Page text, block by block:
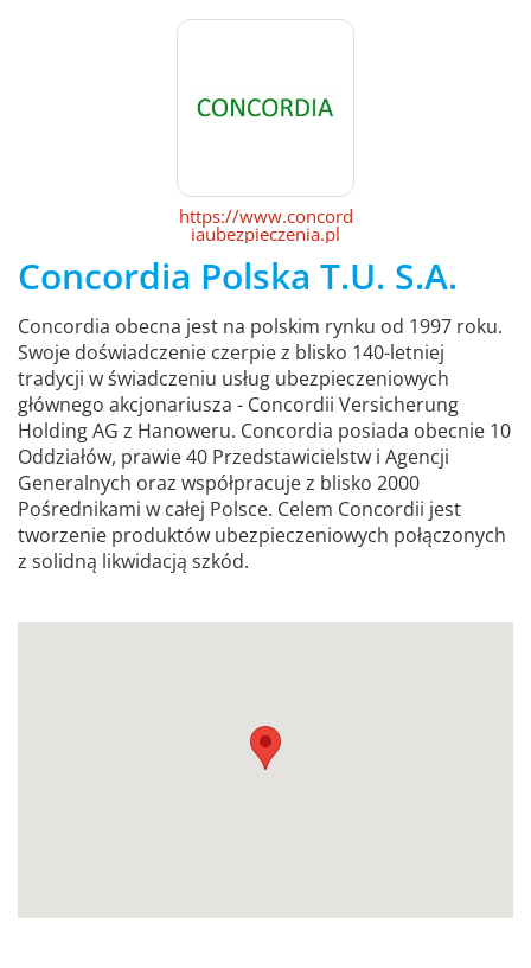
https://www.concord
iaubezpieczenia.pl
Concordia Polska T.U. S.A.
Concordia obecna jest na polskim rynku od 1997 roku.
Swoje doświadczenie czerpie z blisko 140-letniej
tradycji w świadczeniu usług ubezpieczeniowych
głównego akcjonariusza - Concordii Versicherung
Holding AG z Hanoweru. Concordia posiada obecnie 10
Oddziałów, prawie 40 Przedstawicielstw i Agencji
Generalnych oraz współpracuje z blisko 2000
Pośrednikami w całej Polsce. Celem Concordii jest
tworzenie produktów ubezpieczeniowych połączonych
z solidną likwidacją szkód.